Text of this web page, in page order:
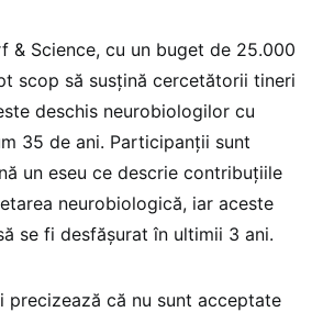
& Science, cu un buget de 25.000
scop să susțină cercetătorii tineri
deschis neurobiologilor cu
35 de ani. Participanții sunt
un eseu ce descrie contribuțiile
neurobiologică, iar aceste
se fi desfășurat în ultimii 3 ani.
precizează că nu sunt acceptate